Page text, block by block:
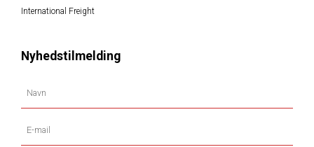
International Freight
Nyhedstilmelding